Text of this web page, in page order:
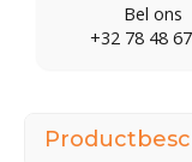
Bel ons
+32 78 48